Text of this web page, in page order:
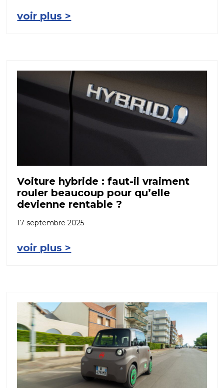
voir plus >
Voiture hybride : faut-il vraiment
rouler beaucoup pour qu’elle
devienne rentable ?
17 septembre 2025
voir plus >